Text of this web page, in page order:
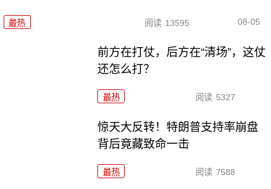
最热 阅读 13595 08-05
前方在打仗，后方在“清场”，这仗
还怎么打？
最热 阅读 5327
惊天大反转！特朗普支持率崩盘
背后竟藏致命一击
最热 阅读 7588